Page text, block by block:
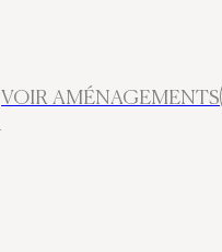
VOIR AMÉNAGEMENTS